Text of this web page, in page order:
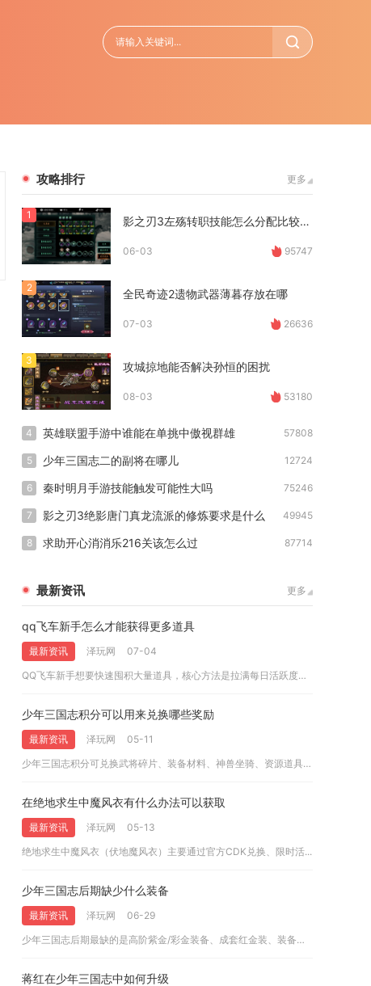
攻略排行 更多
1 影之刃3左殇转职技能怎么分配比较合适
06-03 95747
2 全民奇迹2遗物武器薄暮存放在哪
07-03 26636
3 攻城掠地能否解决孙恒的困扰
08-03 53180
4 英雄联盟手游中谁能在单挑中傲视群雄 57808
5 少年三国志二的副将在哪儿 12724
6 秦时明月手游技能触发可能性大吗 75246
7 影之刃3绝影唐门真龙流派的修炼要求是什么 49945
8 求助开心消消乐216关该怎么过 87714
最新资讯 更多
qq飞车新手怎么才能获得更多道具
最新资讯 泽玩网
07-04
QQ飞车新手想要快速囤积大量道具，核心方法是拉满每日活跃度、...
少年三国志积分可以用来兑换哪些奖励
最新资讯 泽玩网
05-11
少年三国志积分可兑换武将碎片、装备材料、神兽坐骑、资源道具及...
在绝地求生中魔风衣有什么办法可以获取
最新资讯 泽玩网
05-13
绝地求生中魔风衣（伏地魔风衣）主要通过官方CDK兑换、限时活...
少年三国志后期缺少什么装备
最新资讯 泽玩网
06-29
少年三国志后期最缺的是高阶紫金/彩金装备、成套红金装、装备精...
蒋红在少年三国志中如何升级